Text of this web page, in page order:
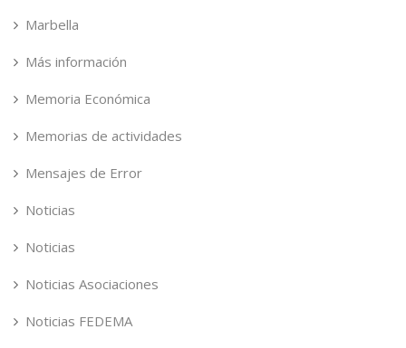
Marbella
Más información
Memoria Económica
Memorias de actividades
Mensajes de Error
Noticias
Noticias
Noticias Asociaciones
Noticias FEDEMA